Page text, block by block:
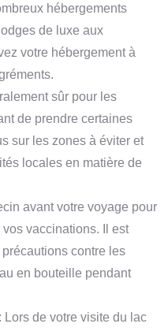
hébergements
de luxe aux
votre hébergement à
sûr pour les
de prendre certaines
sur les zones à éviter et
locales en matière de
avant votre voyage pour
vos vaccinations. Il est
contre les
en bouteille pendant
Lors de votre visite du lac